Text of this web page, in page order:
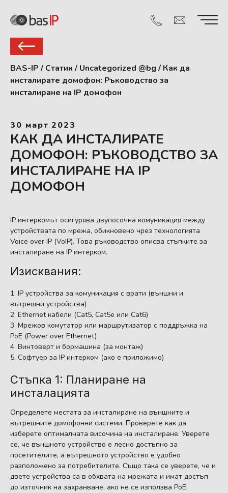
BAS-IP / Статии / Uncategorized @bg / Как да
инсталирате домофон: Ръководство за
инсталиране на IP домофон
30 март 2023
КАК ДА ИНСТАЛИРАТЕ
ДОМОФОН: РЪКОВОДСТВО ЗА
ИНСТАЛИРАНЕ НА IP
ДОМОФОН
IP интеркомът осигурява двупосочна комуникация между
устройствата по мрежа, обикновено чрез технологията
Voice over IP (VoIP). Това ръководство описва стъпките за
инсталиране на IP интерком.
Изисквания:
IP устройства за комуникация с врати (външни и
вътрешни устройства)
Ethernet кабели (Cat5, Cat5e или Cat6)
Мрежов комутатор или маршрутизатор с поддръжка на
PoE (Power over Ethernet)
Винтоверт и бормашина (за монтаж)
Софтуер за IP интерком (ако е приложимо)
Стъпка 1: Планиране на
инсталацията
Определете местата за инсталиране на външните и
вътрешните домофонни системи. Проверете как да
изберете оптималната височина на инсталиране. Уверете
се, че външното устройство е лесно достъпно за
посетителите, а вътрешното устройство е удобно
разположено за потребителите. Също така се уверете, че и
двете устройства са в обхвата на мрежата и имат достъп
до източник на захранване, ако не се използва PoE.